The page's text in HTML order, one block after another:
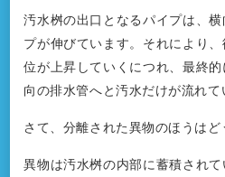
汚水桝の出口となるパイプは、
プが伸びています。それにより
位が上昇していくにつれ、最終
向の排水管へと汚水だけが流れて
さて、分離された異物のほうはど
異物は汚水桝の内部に蓄積されて